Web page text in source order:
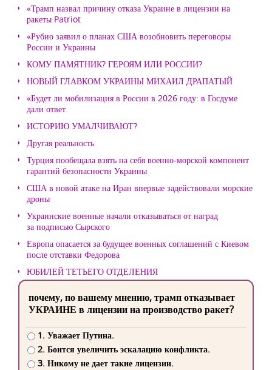
«Трамп назвал причину отказа Украине в лицензии на
ракеты Patriot
«Рубио заявил о планах США возобновить переговоры
России и Украины
КОМУ ПАМЯТНИК? ГЕРОЯМ ИЛИ РОССИИ?
НОВЫЙ ГЛАВКОМ УКРАИНЫ МИХАИЛ ДРАПАТЫЙ
«Будет ли мобилизация в России в 2026 году: в Госдуме
дали ответ
ИСТОРИЮ УМАЛЧИВАЮТ?
Другая реальность
Турция пообещала взять на себя военно-морской компонент
гарантий безопасности Украины
США в новой атаке на Иран впервые задействовали морские
дроны
Украинские военные начали отказываться от наград
за подписью Сырского
Европа опасается за будущее военных соглашений с Киевом
после отставки Федорова
ЮБИЛЕЙ ТЕТЬЕГО ОТДЕЛЕНИЯ
почему, по вашему мнению, трамп отказывает
УКРАИНЕ в лицензии на производство ракет?
1. Уважает Путина.
2. Боится увеличить эскалацию конфликта.
3. Никому не дает такие лицензии.